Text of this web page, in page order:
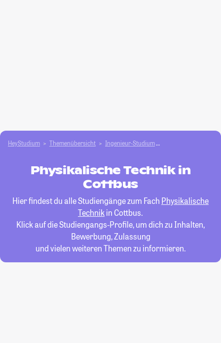
HeyStudium Themenübersicht Ingenieur-Studium
Physikalische Technik in
Cottbus
Hier findest du alle Studiengänge zum Fach Physikalische
Technikin Cottbus.
Klick auf die Studiengangs-Profile, um dich zu Inhalten,
Bewerbung, Zulassung
und vielen weiteren Themen zu informieren.